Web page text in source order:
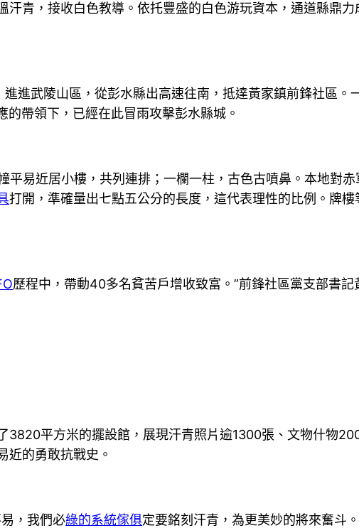
汗青，接收白色教導。依托豐盛的白色游玩資本，通道縣鼎力
進武陵山區，從彭水縣出高速往南，抵達黃家鎮前鋒社區。
帶領下，已經在此冒雨攻擊彭水縣城。
近居小樓，共列連排；一欄一柱，古色古噴鼻。本地對赤
打開，準確量出七點五公分的長度，這代表理性的比例。牌樓
歷程中，帶動40多名貧苦戶增收致富。”前鋒社區黨支部書
平方米的擺設館，展現汗青照片逾1300張、文物什物
近的勇敢抗戰史。
，我們必綠的系統傢俱定要銘刻汗青，為更美妙的將來奮斗